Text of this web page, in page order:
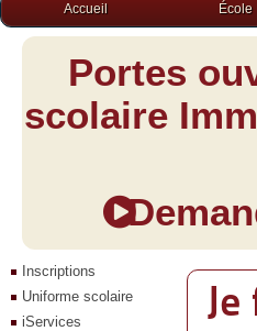
Accueil École
Portes
scolaire
Inscriptions
Uniforme scolaire
iServices